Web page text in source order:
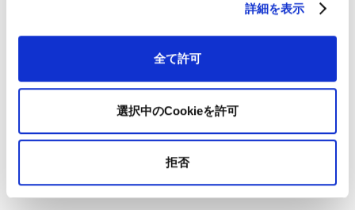
詳細を表示
全て許可
選択中のCookieを許可
拒否